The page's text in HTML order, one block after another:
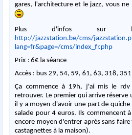
gares, l'architecture et le jazz, vous ne
Plus d'infos
http://jazzstation.be/cms/
lang=fr&page=/cms/index_fr.php
Prix : 6€ la séance
Accès : bus 29, 54, 59, 61, 63, 318,
Ça commence à 19h, j'ai mis le
retrouver. Le premier qui arrive
il y a moyen d'avoir une part de
salade pour 4 euros. Ils commencent
encore moyen d'entrer après sans
castagnettes à la maison).